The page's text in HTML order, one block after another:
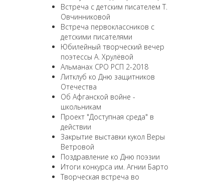
Встреча с детским писателем Т.
Овчинниковой
Встреча первоклассников с
детскими писателями
Юбилейный творческий вечер
поэтессы А. Хрулёвой
Альманах СРО РСП 2-2018
Литклуб ко Дню защитников
Отечества
Об Афганской войне -
школьникам
Проект "Доступная среда" в
действии
Закрытие выставки кукол Веры
Ветровой
Поздравление ко Дню поэзии
Итоги конкурса им. Агнии Барто
Творческая встреча во